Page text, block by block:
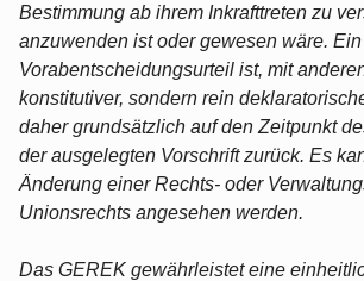
Bestimmung ab ihrem Inkrafttreten zu
anzuwenden ist oder gewesen wäre. Ein
Vorabentscheidungsurteil ist, mit
konstitutiver, sondern rein
daher grundsätzlich auf den Zeitpunkt
der ausgelegten Vorschrift zurück. Es
Änderung einer Rechts- oder
Unionsrechts angesehen werden.
Das GEREK gewährleistet eine